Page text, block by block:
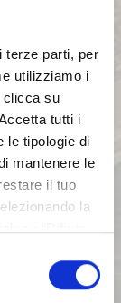
terze parti, per
utilizziamo i
clicca su
tutti i
le tipologie di
mantenere le
il tuo
la
Per maggiori
sui cookie